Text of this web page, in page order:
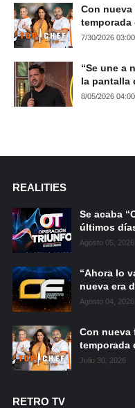
Con
temporada
7/30/2026
“Se une a
la pantalla
8/05/2026
REALITIES
Se acaba
últimos
Agosto 05, 2026
“Ahora lo
nueva era
Agosto 04, 2026
Con nueva
temporada
Julio 30, 2026
RETRO TV